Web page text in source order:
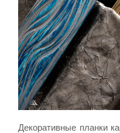
Декоративные планки